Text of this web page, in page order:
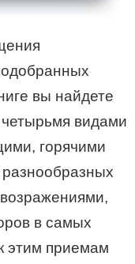
вы найдете
видами
горячими
в самых
этим приемам